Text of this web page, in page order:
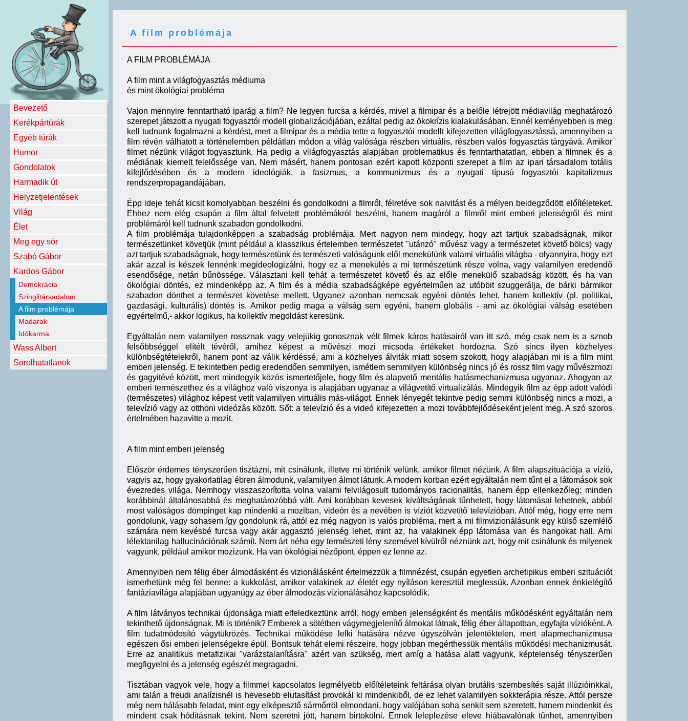
Bevezető
Kerékpártúrák
Egyéb túrák
Humor
Gondolatok
Harmadik út
Helyzetjelentések
Világ
Élet
Meg egy sör
Szabó Gábor
Kardos Gábor
Demokrácia
Szinglitársadalom
A film problémája
Madarak
Időkarma
Wass Albert
Sorolhatatlanok
A film problémája
A FILM PROBLÉMÁJA
A film mint a világfogyasztás médiuma
és mint ökológiai probléma
Vajon mennyire fenntartható iparág a film? Ne legyen furcsa a kérdés, mivel a filmipar és a belőle létrejött médiavilág meghatározó
szerepet játszott a nyugati fogyasztói modell globalizációjában, ezáltal pedig az ökokrízis kialakulásában. Ennél keményebben is meg
kell tudnunk fogalmazni a kérdést, mert a filmipar és a média tette a fogyasztói modellt kifejezetten világfogyasztássá, amennyiben a
film révén válhatott a történelemben példátlan módon a világ valósága részben virtuális, részben valós fogyasztás tárgyává. Amikor
filmet nézünk világot fogyasztunk. Ha pedig a világfogyasztás alapjában problematikus és fenntarthatatlan, ebben a filmnek és a
médiának kiemelt felelőssége van. Nem másért, hanem pontosan ezért kapott központi szerepet a film az ipari társadalom totális
kifejlődésében és a modern ideológiák, a fasizmus, a kommunizmus és a nyugati típusú fogyasztói kapitalizmus
rendszerpropagandájában.
Épp ideje tehát kicsit komolyabban beszélni és gondolkodni a filmről, félretéve sok naivitást és a mélyen beidegződött előítéleteket.
Ehhez nem elég csupán a film által felvetett problémákról beszélni, hanem magáról a filmről mint emberi jelenségről és mint
problémáról kell tudnunk szabadon gondolkodni.
A film problémája tulajdonképpen a szabadság problémája. Mert nagyon nem mindegy, hogy azt tartjuk szabadságnak, mikor
természetünket követjük (mint például a klasszikus értelemben természetet "utánzó" művész vagy a természetet követő bölcs) vagy
azt tartjuk szabadságnak, hogy természetünk és természeti valóságunk elől menekülünk valami virtuális világba - olyannyira, hogy ezt
akár azzal is készek lennénk megideologizálni, hogy ez a menekülés a mi természetünk része volna, vagy valamilyen eredendő
esendősége, netán bűnössége. Választani kell tehát a természetet követő és az előle menekülő szabadság között, és ha van
ökológiai döntés, ez mindenképp az. A film és a média szabadságképe egyértelműen az utóbbit szuggerálja, de bárki bármikor
szabadon dönthet a természet követése mellett. Ugyanez azonban nemcsak egyéni döntés lehet, hanem kollektív (pl. politikai,
gazdasági, kulturális) döntés is. Amikor pedig maga a válság sem egyéni, hanem globális - ami az ökológiai válság esetében
egyértelmű,- akkor logikus, ha kollektív megoldást keresünk.
Egyáltalán nem valamilyen rossznak vagy velejükig gonosznak vélt filmek káros hatásairól van itt szó, még csak nem is a sznob
felsőbbséggel elítélt tévéről, amihez képest a művészi mozi micsoda értékeket hordozna. Szó sincs ilyen közhelyes
különbségtételekről, hanem pont az válik kérdéssé, ami a közhelyes álviták miatt sosem szokott, hogy alapjában mi is a film mint
emberi jelenség. E tekintetben pedig eredendően semmilyen, ismétlem semmilyen különbség nincs jó és rossz film vagy művészmozi
és gagyitévé között, mert mindegyik közös ismertetőjele, hogy film és alapvető mentális hatásmechanizmusa ugyanaz. Ahogyan az
emberi természethez és a világhoz való viszonya is alapjában ugyanaz a világvetítő virtualizálás. Mindegyik film az épp adott valódi
(természetes) világhoz képest vetít valamilyen virtuális más-világot. Ennek lényegét tekintve pedig semmi különbség nincs a mozi, a
televízió vagy az otthoni videózás között. Sőt: a televízió és a videó kifejezetten a mozi továbbfejlődéseként jelent meg. A szó szoros
értelmében hazavitte a mozit.
A film mint emberi jelenség
Először érdemes tényszerűen tisztázni, mit csinálunk, illetve mi történik velünk, amikor filmet nézünk. A film alapszituációja a vízió,
vagyis az, hogy gyakorlatilag ébren álmodunk, valamilyen álmot látunk. A modern korban ezért egyáltalán nem tűnt el a látomások sok
évezredes világa. Nemhogy visszaszorította volna valami felvilágosult tudományos racionalitás, hanem épp ellenkezőleg: minden
korábbinál általánosabbá és meghatározóbbá vált. Ami korábban kevesek kiváltságának tűnhetett, hogy látomásai lehetnek, abból
most valóságos dömpinget kap mindenki a moziban, videón és a nevében is víziót közvetítő televízióban. Attól még, hogy erre nem
gondolunk, vagy sohasem így gondolunk rá, attól ez még nagyon is valós probléma, mert a mi filmvizionálásunk egy külső szemlélő
számára nem kevésbé furcsa vagy akár aggasztó jelenség lehet, mint az, ha valakinek épp látomása van és hangokat hall. Ami
lélektanilag hallucinációnak számít. Nem árt néha egy természeti lény szemével kívülről néznünk azt, hogy mit csinálunk és milyenek
vagyunk, például amikor mozizunk. Ha van ökológiai nézőpont, éppen ez lenne az.
Amennyiben nem félig éber álmodásként és vizionálásként értelmezzük a filmnézést, csupán egyetlen archetipikus emberi szituációt
ismerhetünk még fel benne: a kukkolást, amikor valakinek az életét egy nyíláson keresztül meglessük. Azonban ennek énkielégítő
fantáziavilága alapjában ugyanúgy az éber álmodozás vizionálásához kapcsolódik.
A film látványos technikai újdonsága miatt elfeledkeztünk arról, hogy emberi jelenségként és mentális működésként egyáltalán nem
tekinthető újdonságnak. Mi is történik? Emberek a sötétben vágymegjelenítő álmokat látnak, félig éber állapotban, egyfajta vízióként. A
film tudatmódosító vágytükrözés. Technikai működése lelki hatására nézve úgyszólván jelentéktelen, mert alapmechanizmusa
egészen ősi emberi jelenségekre épül. Bontsuk tehát elemi részeire, hogy jobban megérthessük mentális működési mechanizmusát.
Erre az analitikus metafizikai "varázstalanításra" azért van szükség, mert amíg a hatása alatt vagyunk, képtelenség tényszerűen
megfigyelni és a jelenség egészét megragadni.
Tisztában vagyok vele, hogy a filmmel kapcsolatos legmélyebb előítéleteink feltárása olyan brutális szembesítés saját illúzióinkkal,
ami talán a freudi analízisnél is hevesebb elutasítást provokál ki mindenkiből, de ez lehet valamilyen sokkterápia része. Attól persze
még nem hálásabb feladat, mint egy elképesztő sármőrröl elmondani, hogy valójában soha senkit sem szeretett, hanem mindenkit és
mindent csak hódításnak tekint. Nem szeretni jött, hanem birtokolni. Ennek leleplezése eleve hiábavalónak tűnhet, amennyiben